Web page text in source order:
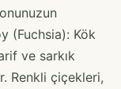
(Fuchsia): Kök
ve sarkık
Renkli çiçekleri,